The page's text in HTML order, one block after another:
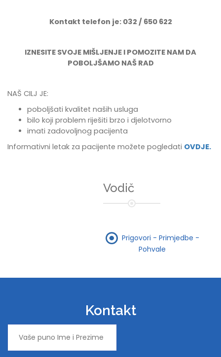
Kontakt telefon je: 032 / 650 622
IZNESITE SVOJE MIŠLJENJE I POMOZITE NAM DA
POBOLJŠAMO NAŠ RAD
NAŠ CILJ JE:
poboljšati kvalitet naših usluga
bilo koji problem riješiti brzo i djelotvorno
imati zadovoljnog pacijenta
Informativni letak za pacijente možete pogledati OVDJE.
Vodič
Prigovori - Primjedbe -
Pohvale
Kontakt